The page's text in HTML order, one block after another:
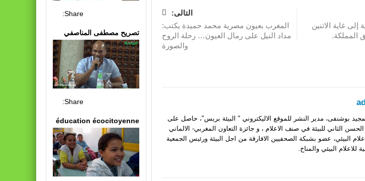
غاية الاثنين
المملكة.
التالى:
المغرب بعيون مصرية محمد حميدة يكتب:
مداد النيل على رمال العيون… رحلة الروح
والصورة
بوشنفى، مدير النشر للموقع الاليكتروني " البيئة بريس"، حاصل على
الثاني للبيئة في صنف الاعلام ، و جائزة التعاون المغربي- الالماني
البيئي، عضو بشبكة الصحفيين الافارقة من اجل البيئة ورئيس الجمعية
للاعلام البيئي والمناخ.
Share:
تصريح مصطفى المناصفي
Share:
éducation écocitoyenne